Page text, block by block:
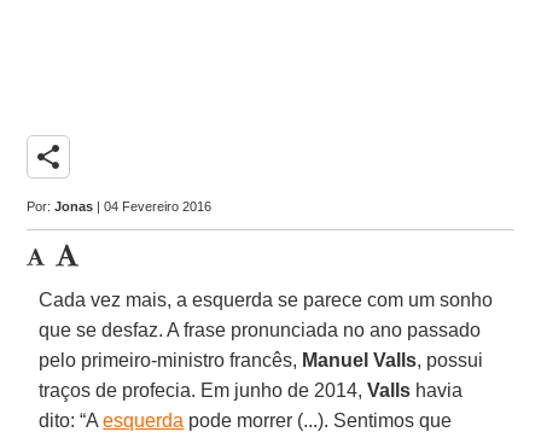
share
Por:Jonas | 04 Fevereiro 2016
Cada vez mais, a esquerda se parece com um sonho
que se desfaz. A frase pronunciada no ano passado
pelo primeiro-ministro francês, Manuel Valls, possui
traços de profecia. Em junho de 2014,Valls havia
dito: “Aesquerda pode morrer (...). Sentimos que